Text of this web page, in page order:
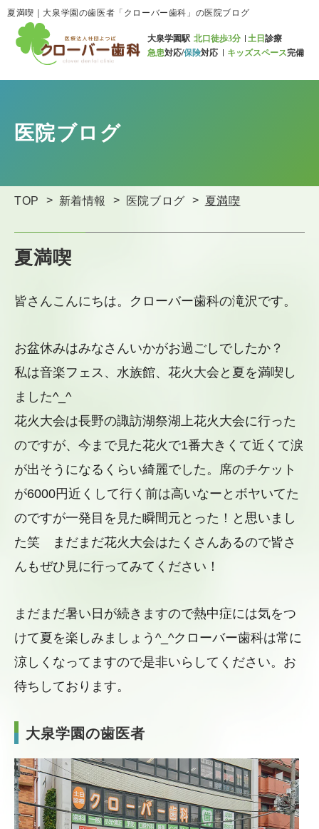
夏満喫｜大泉学園の歯医者「クローバー歯科」の医院ブログ
大泉学園駅 北口徒歩3分 土日 診療
急患対応/保険対応 キッズスペース完備
医院ブログ
TOP 新着情報 医院ブログ 夏満喫
夏満喫
皆さんこんにちは。クローバー歯科の滝沢です。
お盆休みはみなさんいかがお過ごしでしたか？
私は音楽フェス、水族館、花火大会と夏を満喫し
ました^_^
花火大会は長野の諏訪湖祭湖上花火大会に行った
のですが、 今まで見た花火で1番大きくて近くて涙
が出そうになるくらい綺麗でした。 席のチケット
が6000円近くして行く前は高いなーとボヤいてた
のですが一発目を見た瞬間元とった！と思いまし
た笑 まだまだ花火大会はたくさんあるので皆さ
んもぜひ見に行ってみて ください！
まだまだ暑い日が続きますので熱中症には気をつ
けて夏を楽しみま しょう^_^クローバー歯科は常に
涼しくなってますので是非いらしてください。お
待ちしております。
大泉学園の歯医者